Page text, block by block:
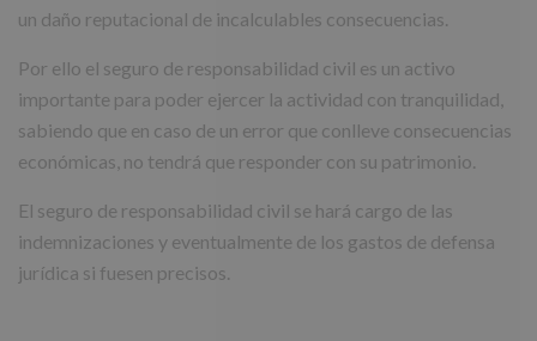
un daño reputacional de incalculables consecuencias.
Por ello el seguro de responsabilidad civil es un activo
importante para poder ejercer la actividad con tranquilidad,
sabiendo que en caso de un error que conlleve consecuencias
económicas, no tendrá que responder con su patrimonio.
El seguro de responsabilidad civil se hará cargo de las
indemnizaciones y eventualmente de los gastos de defensa
jurídica si fuesen precisos.